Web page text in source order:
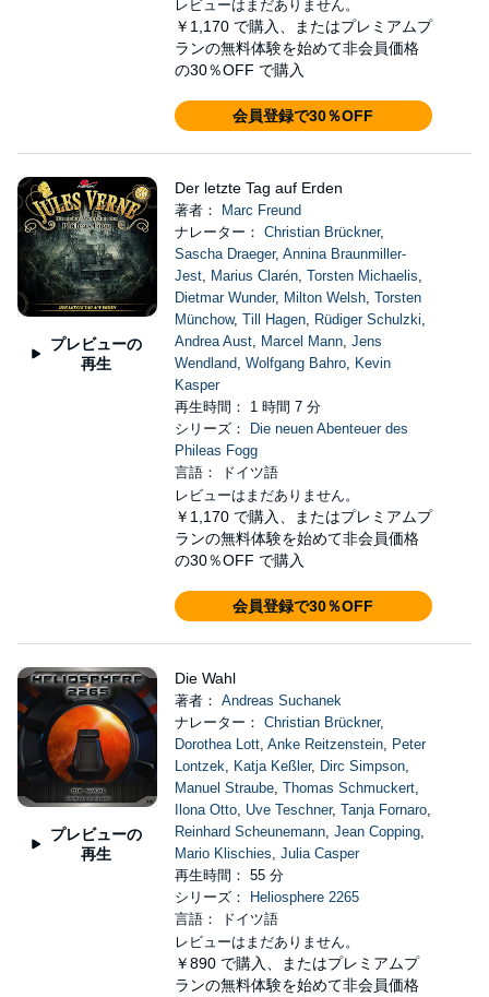
レビューはまだありません。
￥1,170 で購入、またはプレミアムプ
ランの無料体験を始めて非会員価格
の30％OFF で購入
会員登録で30％OFF
プレビューの
再生
Der letzte Tag auf Erden
著者：
Marc Freund
ナレーター： Christian Brückner,
Sascha Draeger, Annina Braunmiller-
Jest, Marius Clarén, Torsten Michaelis,
Dietmar Wunder, Milton Welsh, Torsten
Münchow, Till Hagen, Rüdiger Schulzki,
Andrea Aust, Marcel Mann, Jens
Wendland, Wolfgang Bahro, Kevin
Kasper
再生時間： 1 時間 7 分
シリーズ：
Die neuen Abenteuer des
Phileas Fogg
言語： ドイツ語
レビューはまだありません。
￥1,170 で購入、またはプレミアムプ
ランの無料体験を始めて非会員価格
の30％OFF で購入
会員登録で30％OFF
プレビューの
再生
Die Wahl
著者： Andreas Suchanek
ナレーター： Christian Brückner,
Dorothea Lott, Anke Reitzenstein, Peter
Lontzek, Katja Keßler, Dirc Simpson,
Manuel Straube, Thomas Schmuckert,
Ilona Otto, Uve Teschner, Tanja Fornaro,
Reinhard Scheunemann, Jean Copping,
Mario Klischies, Julia Casper
再生時間： 55 分
シリーズ：
Heliosphere 2265
言語： ドイツ語
レビューはまだありません。
￥890 で購入、またはプレミアムプ
ランの無料体験を始めて非会員価格